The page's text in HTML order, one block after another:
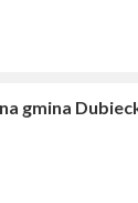
gmina